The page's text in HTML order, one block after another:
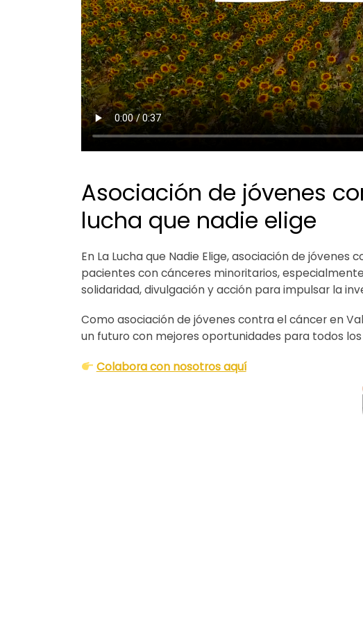
Asociación de jóvenes
lucha que nadie elige
En La Lucha que Nadie Elige, asociación de
pacientes con cánceres minoritarios,
solidaridad, divulgación y acción para impulsar la
Como asociación de jóvenes contra el cáncer en
un futuro con mejores oportunidades para todos
Colabora con nosotros aquí